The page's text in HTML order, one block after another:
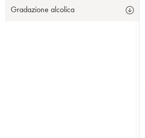
Gradazione alcolica